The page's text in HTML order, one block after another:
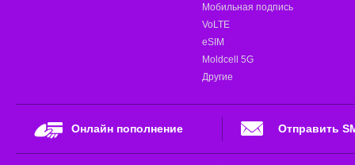
Мобильная подпись
VoLTE
eSIM
Moldcell 5G
Другие
Онлайн пополнение Отправить